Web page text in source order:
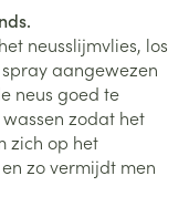
neusslijmvlies, los
aangewezen
neus goed te
zodat het
zich op het
zo vermijdt men